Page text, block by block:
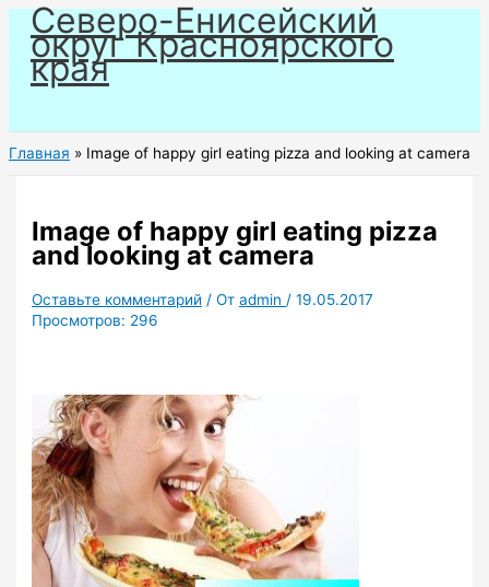
Перейти
содержимому
Северо-Енисейский
округ Красноярского
края
Главная Image of happy girl eating pizza and looking at camera
Image of happy girl eating pizza
and looking at camera
Оставьте комментарий / Отadmin /19.05.2017
Просмотров: 296